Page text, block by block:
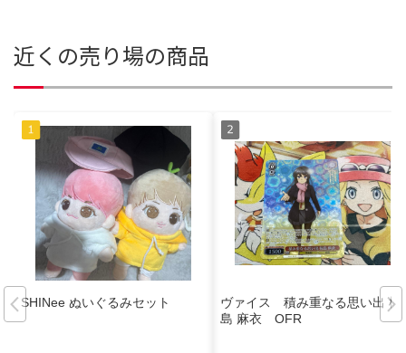
近くの売り場の商品
SHINee ぬいぐるみセット
ヴァイス 積み重なる思い出 桜
島 麻衣 OFR